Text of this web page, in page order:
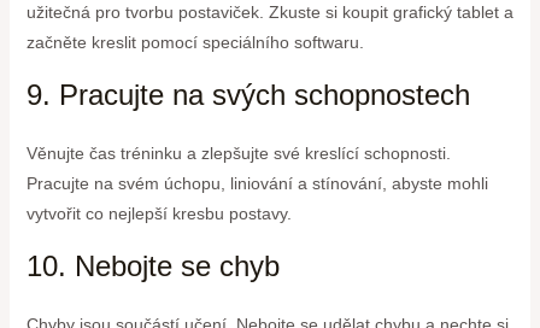
užitečná pro tvorbu postaviček. Zkuste si koupit grafický tablet a
začněte kreslit pomocí speciálního softwaru.
9. Pracujte na svých schopnostech
Věnujte čas tréninku a zlepšujte své kreslící schopnosti.
Pracujte na svém úchopu, liniování a stínování, abyste mohli
vytvořit co nejlepší kresbu postavy.
10. Nebojte se chyb
Chyby jsou součástí učení. Nebojte se udělat chybu a nechte si